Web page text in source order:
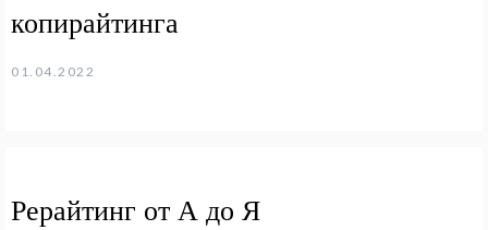
копирайтинга
01.04.2022
Рерайтинг от А до Я